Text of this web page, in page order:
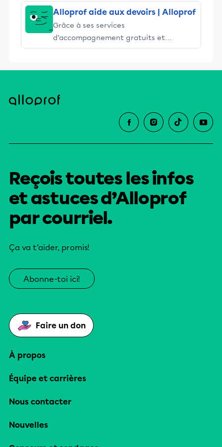
Alloprof aide aux devoirs | Alloprof
Grâce à ses services
d’accompagnement gratuits et
stimulants, Alloprof engage les élèves
Reçois toutes les infos
et astuces d’Alloprof
par courriel.
Ça va t’aider, promis!
Abonne-toi ici!
Faire un don
À propos
Équipe et carrières
Nous contacter
Nouvelles